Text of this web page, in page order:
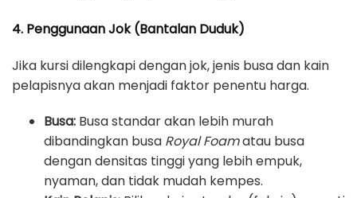
4. Penggunaan Jok (Bantalan Duduk)
Jika kursi dilengkapi dengan jok, jenis busa dan kain
pelapisnya akan menjadi faktor penentu harga.
Busa: Busa standar akan lebih murah
dibandingkan busa Royal Foamatau busa
dengan densitas tinggi yang lebih empuk,
nyaman, dan tidak mudah kempes.